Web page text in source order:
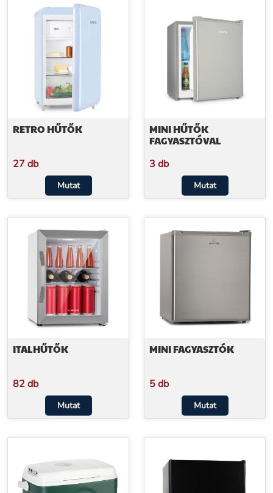
RETRO HŰTŐK
27 db
Mutat
MINI HŰTŐK
FAGYASZTÓVAL
3 db
Mutat
ITALHŰTŐK
82 db
Mutat
MINI FAGYASZTÓK
5 db
Mutat